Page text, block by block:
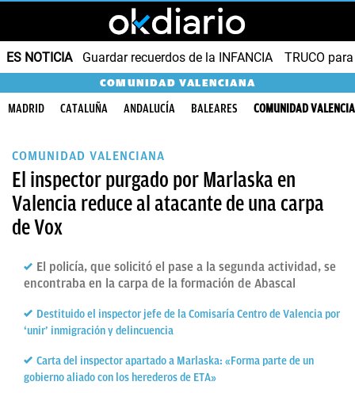
ES NOTICIA Guardar recuerdos de la INFANCIA TRUCO
COMUNIDAD VALENCIANA
MADRID CATALUÑA ANDALUCÍA BALEARES COMUNIDAD
COMUNIDAD VALENCIANA
El inspector purgado por Marlaska en
Valencia reduce al atacante de una carpa
de Vox
El policía, que solicitó el pase a la segunda actividad, se
encontraba en la carpa de la formación de Abascal
Destituido el inspector jefe de la Comisaría Centro de Valencia por
‘unir’ inmigración y delincuencia
Carta del inspector apartado a Marlaska: «Forma parte de un
gobierno aliado con los herederos de ETA»